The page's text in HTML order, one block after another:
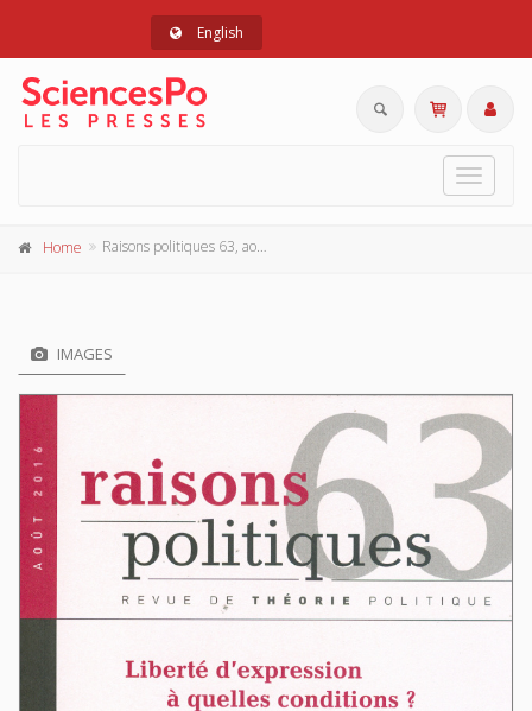
English
Toggle
Home Raisons politiques 63, août 2016
IMAGES